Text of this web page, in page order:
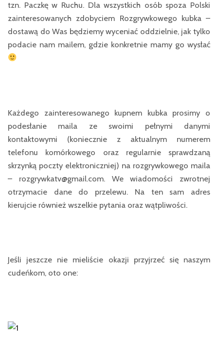
tzn. Paczkę w Ruchu. Dla wszystkich osób spoza Polski
zainteresowanych zdobyciem Rozgrywkowego kubka –
dostawą do Was będziemy wyceniać oddzielnie, jak tylko
podacie nam mailem, gdzie konkretnie mamy go wysłać
Każdego zainteresowanego kupnem kubka prosimy o
podesłanie maila ze swoimi pełnymi danymi
kontaktowymi (koniecznie z aktualnym numerem
telefonu komórkowego oraz regularnie sprawdzaną
skrzynką poczty elektroniczniej) na rozgrywkowego maila
– rozgrywkatv@gmail.com. We wiadomości zwrotnej
otrzymacie dane do przelewu. Na ten sam adres
kierujcie również wszelkie pytania oraz wątpliwości.
Jeśli jeszcze nie mieliście okazji przyjrzeć się naszym
cudeńkom, oto one: